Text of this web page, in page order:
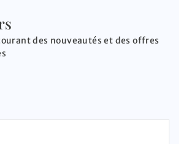
des nouveautés et des offres